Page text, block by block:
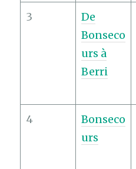
3
De
Bonseco
urs à
Berri
4
Bonseco
urs